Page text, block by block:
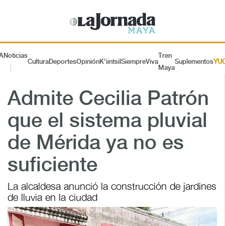
Noticias
CulturaDeportesOpiniónK'iintsil SiempreViva
Tren
Maya
Suplementos
Admite Cecilia Patrón
que el sistema pluvial
de Mérida ya no es
suficiente
La alcaldesa anunció la construcción de jardines
de lluvia en la ciudad